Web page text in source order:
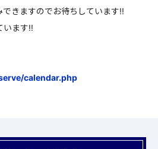
きますのでお待ちしています!!
います!!
calendar.php